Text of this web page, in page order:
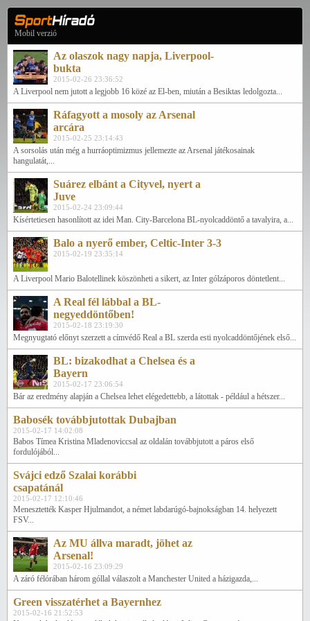
Mobil verzió
Az olaszok nagy napja, Liverpool-
bukta
2015-02-26 23:36:52
A Liverpool nem jutott a legjobb 16 közé az El-ben, miután a Besiktas ledolgozta...
Ráfagyott a mosoly az Arsenal
arcára
2015-02-25 23:14:43
A sorsolás után még a hurráoptimizmus jellemezte az Arsenal játékosainak
hangulatát,...
Suárez elbánt a Cityvel, nyert a
Juve
2015-02-24 23:09:44
Kísértetiesen hasonlított az idei Man. City-Barcelona BL-nyolcaddöntő a tavalyira, a...
Balo a nyerő ember, Celtic-Inter 3-3
2015-02-19 23:35:14
A Liverpool Mario Balotellinek köszönheti a sikert, az Inter gólzáporos döntetlent...
A Real fél lábbal a BL-
negyeddöntőben!
2015-02-18 23:19:30
Megnyugtató előnyt szerzett a címvédő Real a BL szerda esti nyolcaddöntőjének első...
BL: bizakodhat a Chelsea és a
Bayern
2015-02-17 23:06:54
Bár az eredmény alapján a Chelsea lehet elégedettebb, a látottak - például a hétszer...
Babosék továbbjutottak Dubajban
2015-02-17 14:02:08
Babos Tímea Kristina Mladenoviccsal az oldalán továbbjutott a páros első
fordulójából...
Svájci edző Szalai korábbi
csapatánál
2015-02-17 12:10:46
Menesztették Kasper Hjulmandot, a német labdarúgó-bajnokságban 14. helyezett
FSV...
Az MU állva maradt, jöhet az
Arsenal!
2015-02-16 23:09:29
A záró félórában három góllal válaszolt a Manchester United a házigazda,...
Green visszatérhet a Bayernhez
2015-02-16 21:52:53